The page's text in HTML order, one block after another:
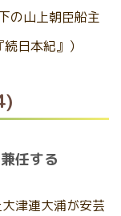
の山上朝臣船主
日本紀』）
任する
津連大浦が安芸